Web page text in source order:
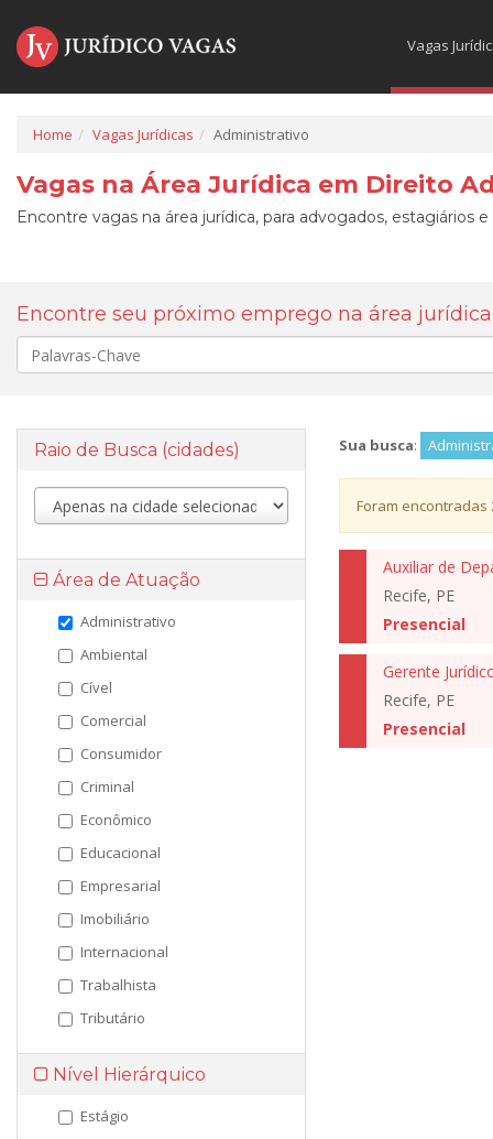
Vagas
Home Vagas Jurídicas Administrativo
Vagas na Área Jurídica em Direito
Encontre vagas na área jurídica, para advogados, estagiários
Encontre seu próximo emprego na área jurídica
Palavra-
chave
Raio de Busca (cidades)
Área de Atuação
Administrativo
Ambiental
Cível
Comercial
Consumidor
Criminal
Econômico
Educacional
Empresarial
Imobiliário
Internacional
Trabalhista
Tributário
Nível Hierárquico
Estágio
Sua busca:
Foram encontradas
Auxiliar de
Recife, PE
Presencial
Gerente
Recife, PE
Presencial